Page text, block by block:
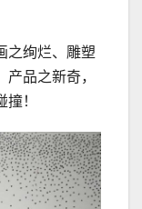
之绚烂、雕塑
品之新奇，
！